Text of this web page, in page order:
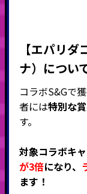
【エパリ
ナ）につい
コラボS&Gで
者には特別な
す。
対象コラボキ
が3倍になり、
ます！